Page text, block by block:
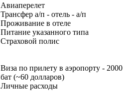
Авиаперелет
Трансфер а/п - отель - а/п
Проживание в отеле
Питание указанного типа
Страховой полис
Виза по прилету в аэропорту - 2000
бат (~60 долларов)
Личные расходы